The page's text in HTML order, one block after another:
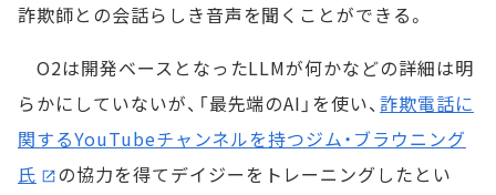
詐欺師との会話らしき音声を聞くことができる。
O2は開発ベースとなったLLMが何かなどの詳細は明
らかにしていないが、「最先端のAI」を使い、詐欺電話に
関するYouTubeチャンネルを持つジム・ブラウニング
氏
の協力を得てデイジーをトレーニングしたとい